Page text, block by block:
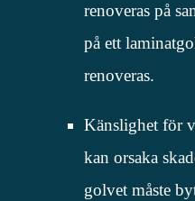
renoveras på
på ett
renoveras.
Känslighet för
kan orsaka
golvet måste